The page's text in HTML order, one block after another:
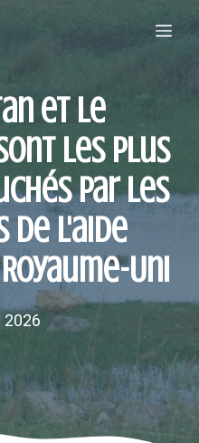
et le
les plus
par les
de l'aide
Uni
2026